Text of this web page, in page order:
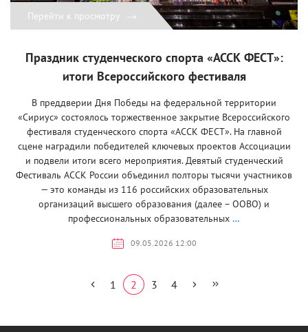
Перейти к просмотру
Праздник студенческого спорта «АССК ФЕСТ»:
итоги Всероссийского фестиваля
В преддверии Дня Победы на федеральной территории
«Сириус» состоялось торжественное закрытие Всероссийского
фестиваля студенческого спорта «АССК ФЕСТ». На главной
сцене наградили победителей ключевых проектов Ассоциации
и подвели итоги всего мероприятия. Девятый студенческий
Фестиваль АССК России объединил полторы тысячи участников
— это команды из 116 российских образовательных
организаций высшего образования (далее – ООВО) и
профессиональных образовательных …
09.05.2026 12:00
1 2 3 4